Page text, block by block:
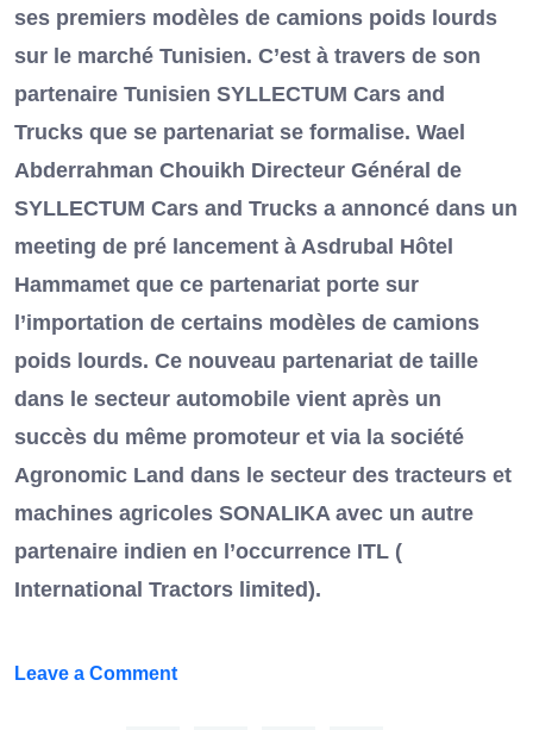
ses premiers modèles de camions poids lourds
sur le marché Tunisien. C’est à travers de son
partenaire Tunisien SYLLECTUM Cars and
Trucks que se partenariat se formalise. Wael
Abderrahman Chouikh Directeur Général de
SYLLECTUM Cars and Trucks a annoncé dans un
meeting de pré lancement à Asdrubal Hôtel
Hammamet que ce partenariat porte sur
l’importation de certains modèles de camions
poids lourds. Ce nouveau partenariat de taille
dans le secteur automobile vient après un
succès du même promoteur et via la société
Agronomic Land dans le secteur des tracteurs et
machines agricoles SONALIKA avec un autre
partenaire indien en l’occurrence ITL (
International Tractors limited).
Leave a Commenton